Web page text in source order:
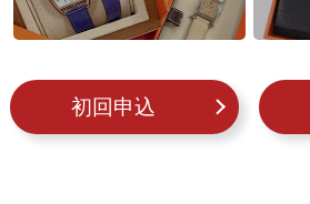
初回申込